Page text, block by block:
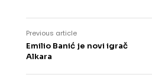
Previous article
Emilio Banić je novi igrač
Alkara